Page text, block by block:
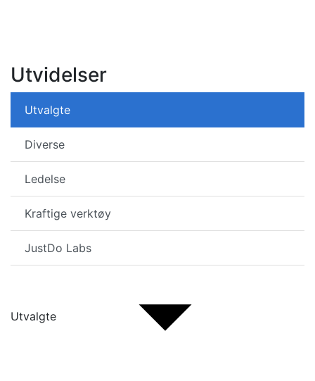
Utvidelser
Utvalgte
Diverse
Ledelse
Kraftige verktøy
JustDo Labs
Utvalgte